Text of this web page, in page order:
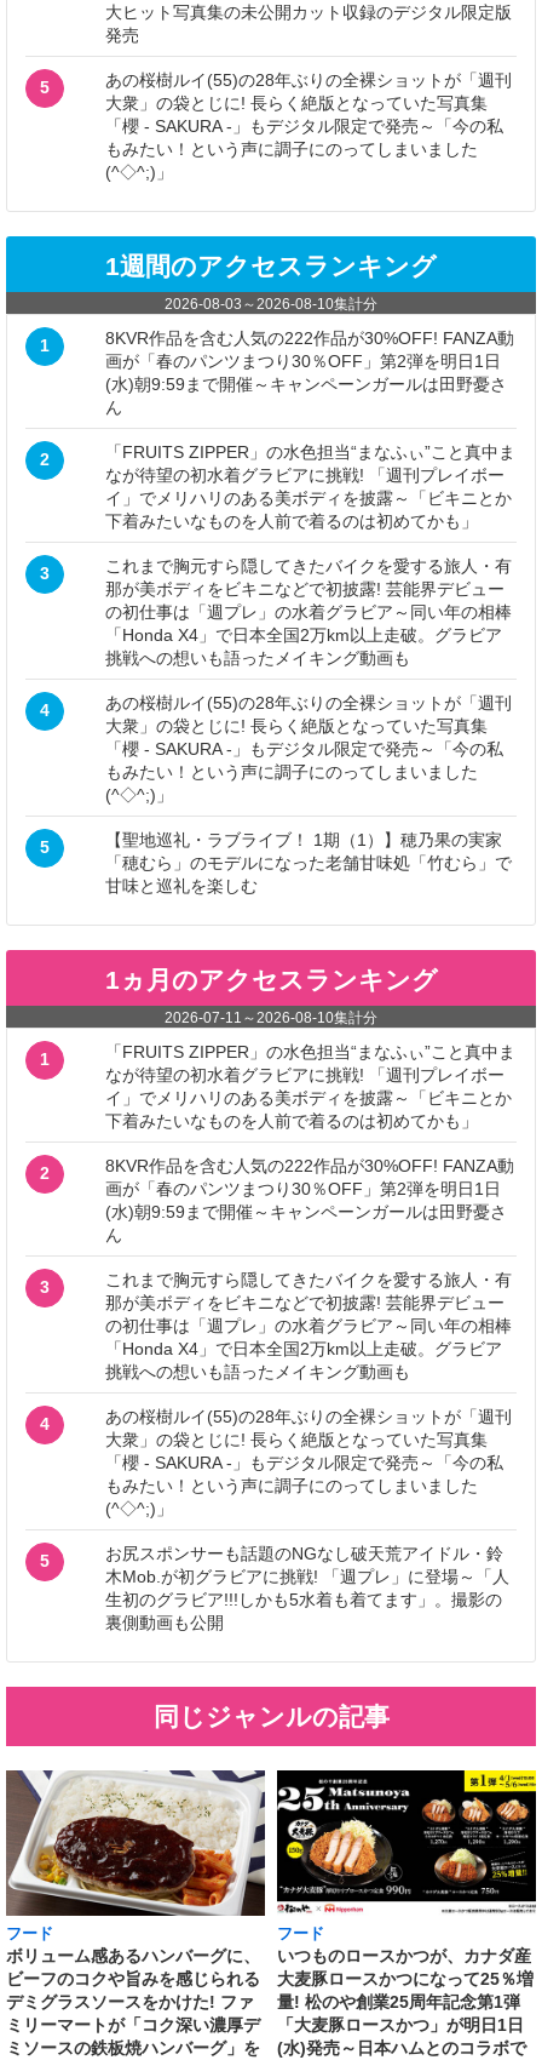
大ヒット写真集の未公開カット収録のデジタル限定版
発売
5
あの桜樹ルイ(55)の28年ぶりの全裸ショットが「週刊
大衆」の袋とじに! 長らく絶版となっていた写真集
「櫻 - SAKURA -」もデジタル限定で発売～「今の私
もみたい！という声に調子にのってしまいました
(^◇^;)」
1週間のアクセスランキング
2026-08-03 ～ 2026-08-10集計分
1
8KVR作品を含む人気の222作品が30%OFF! FANZA動
画が「春のパンツまつり30％OFF」第2弾を明日1日
(水)朝9:59まで開催～キャンペーンガールは田野憂さ
ん
2
「FRUITS ZIPPER」の水色担当“まなふぃ”こと真中ま
なが待望の初水着グラビアに挑戦! 「週刊プレイボー
イ」でメリハリのある美ボディを披露～「ビキニとか
下着みたいなものを人前で着るのは初めてかも」
3
これまで胸元すら隠してきたバイクを愛する旅人・有
那が美ボディをビキニなどで初披露! 芸能界デビュー
の初仕事は「週プレ」の水着グラビア～同い年の相棒
「Honda X4」で日本全国2万km以上走破。グラビア
挑戦への想いも語ったメイキング動画も
4
あの桜樹ルイ(55)の28年ぶりの全裸ショットが「週刊
大衆」の袋とじに! 長らく絶版となっていた写真集
「櫻 - SAKURA -」もデジタル限定で発売～「今の私
もみたい！という声に調子にのってしまいました
(^◇^;)」
5
【聖地巡礼・ラブライブ！ 1期（1）】穂乃果の実家
「穂むら」のモデルになった老舗甘味処「竹むら」で
甘味と巡礼を楽しむ
1ヵ月のアクセスランキング
2026-07-11 ～ 2026-08-10集計分
1
「FRUITS ZIPPER」の水色担当“まなふぃ”こと真中ま
なが待望の初水着グラビアに挑戦! 「週刊プレイボー
イ」でメリハリのある美ボディを披露～「ビキニとか
下着みたいなものを人前で着るのは初めてかも」
2
8KVR作品を含む人気の222作品が30%OFF! FANZA動
画が「春のパンツまつり30％OFF」第2弾を明日1日
(水)朝9:59まで開催～キャンペーンガールは田野憂さ
ん
3
これまで胸元すら隠してきたバイクを愛する旅人・有
那が美ボディをビキニなどで初披露! 芸能界デビュー
の初仕事は「週プレ」の水着グラビア～同い年の相棒
「Honda X4」で日本全国2万km以上走破。グラビア
挑戦への想いも語ったメイキング動画も
4
あの桜樹ルイ(55)の28年ぶりの全裸ショットが「週刊
大衆」の袋とじに! 長らく絶版となっていた写真集
「櫻 - SAKURA -」もデジタル限定で発売～「今の私
もみたい！という声に調子にのってしまいました
(^◇^;)」
5
お尻スポンサーも話題のNGなし破天荒アイドル・鈴
木Mob.が初グラビアに挑戦! 「週プレ」に登場～「人
生初のグラビア!!!しかも5水着も着てます」。撮影の
裏側動画も公開
同じジャンルの記事
フード
ボリューム感あるハンバーグに、
ビーフのコクや旨みを感じられる
デミグラスソースをかけた! ファ
ミリーマートが「コク深い濃厚デ
ミソースの鉄板焼ハンバーグ」を
フード
いつものロースかつが、カナダ産
大麦豚ロースかつになって25％増
量! 松のや創業25周年記念第1弾
「大麦豚ロースかつ」が明日1日
(水)発売～日本ハムとのコラボで